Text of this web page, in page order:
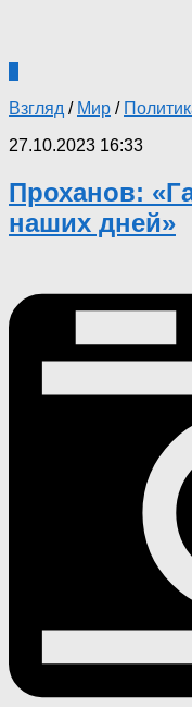
Взгляд / Мир /
27.10.2023 16:33
Проханов:
наших дней»